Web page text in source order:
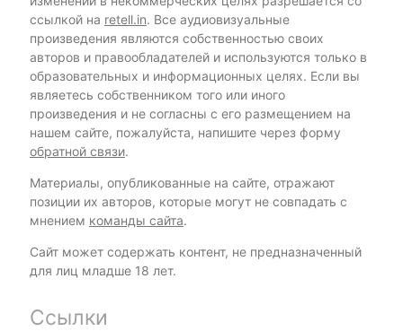
ссылкой на retell.in. Все аудиовизуальные
произведения являются собственностью своих
авторов и правообладателей и используются только в
образовательных и информационных целях. Если вы
являетесь собственником того или иного
произведения и не согласны с его размещением на
нашем сайте, пожалуйста, напишите через форму
обратной связи.
Материалы, опубликованные на сайте, отражают
позиции их авторов, которые могут не совпадать с
мнением команды сайта.
Сайт может содержать контент, не предназначенный
для лиц младше 18 лет.
Ссылки